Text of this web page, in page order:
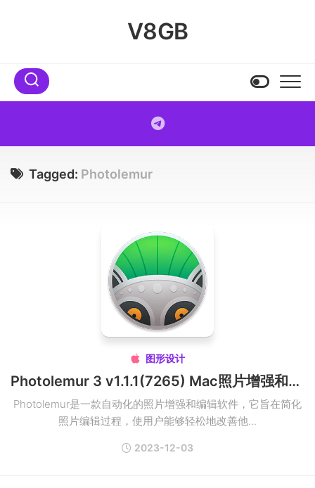
V8GB
Tagged: Photolemur
 图形设计
Photolemur 3 v1.1.1(7265) Mac照片增强和编辑软件破解版
Photolemur是一款自动化的照片增强和编辑软件，它旨在简化
照片编辑过程，使用户能够轻松地改善他...
2023-12-03